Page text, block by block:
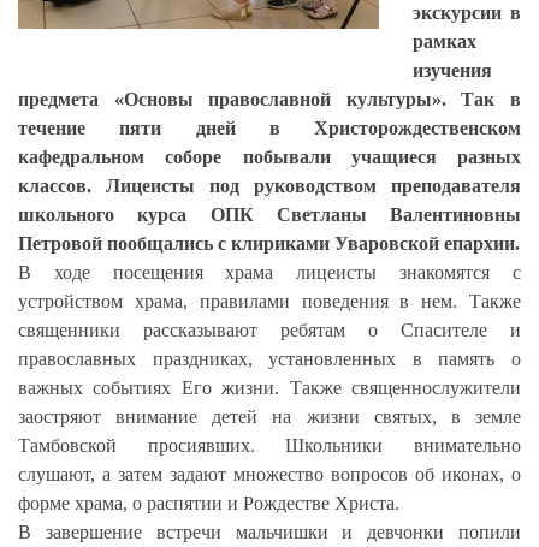
экскурсии в
рамках
изучения
предмета «Основы православной культуры». Так в
течение пяти дней в Христорождественском
кафедральном соборе побывали учащиеся разных
классов. Лицеисты под руководством преподавателя
школьного курса ОПК Светланы Валентиновны
Петровой пообщались с клириками Уваровской епархии.
В ходе посещения храма лицеисты знакомятся с
устройством храма, правилами поведения в нем. Также
священники рассказывают ребятам о Спасителе и
православных праздниках, установленных в память о
важных событиях Его жизни. Также священнослужители
заостряют внимание детей на жизни святых, в земле
Тамбовской просиявших. Школьники внимательно
слушают, а затем задают множество вопросов об иконах, о
форме храма, о распятии и Рождестве Христа.
В завершение встречи мальчишки и девчонки попили